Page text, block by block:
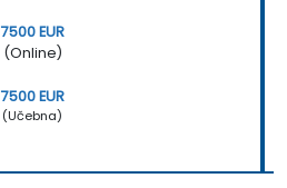
7500 EUR
(Online)
7500 EUR
(Učebna)